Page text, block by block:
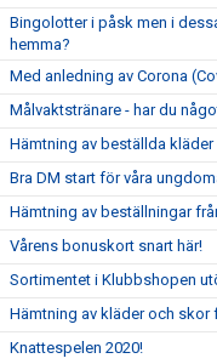
Bingolotter i påsk men i
hemma?
Med anledning av Corona
Målvaktstränare - har du
Hämtning av beställda
Bra DM start för våra
Hämtning av beställningar
Vårens bonuskort snart här!
Sortimentet i Klubbshopen
Hämtning av kläder och skor
Knattespelen 2020!